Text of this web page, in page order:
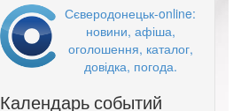
Сєверодонецьк-online:
новини, афіша,
оголошення, каталог,
довідка, погода.
Календарь событий